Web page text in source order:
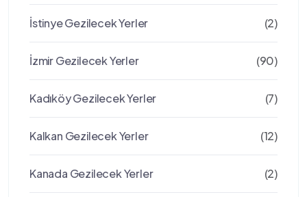
İstinye Gezilecek Yerler (2)
İzmir Gezilecek Yerler (90)
Kadıköy Gezilecek Yerler (7)
Kalkan Gezilecek Yerler (12)
Kanada Gezilecek Yerler (2)